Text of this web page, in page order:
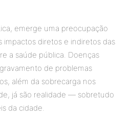
emerge uma preocupação
impactos diretos e indiretos das
a saúde pública. Doenças
de problemas
além da sobrecarga nos
já são realidade — sobretudo
da cidade.